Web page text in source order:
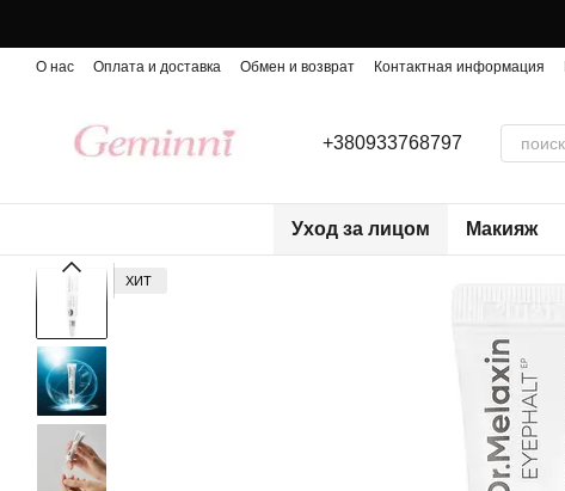
О нас Оплата и доставка Обмен и возврат Контактная информация
+380933768797
Уход за лицом Макияж
ХИТ